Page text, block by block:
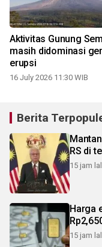
Aktivitas Gunung
masih didominasi
erupsi
16 July 2026 11:30 WIB
Berita
RS di
15 jam
Harga
15 jam